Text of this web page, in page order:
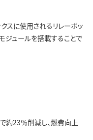
文(簡体)
ニュース
スに使用されるリレーボッ
ジュールを搭載することで
約23％削減し、燃費向上